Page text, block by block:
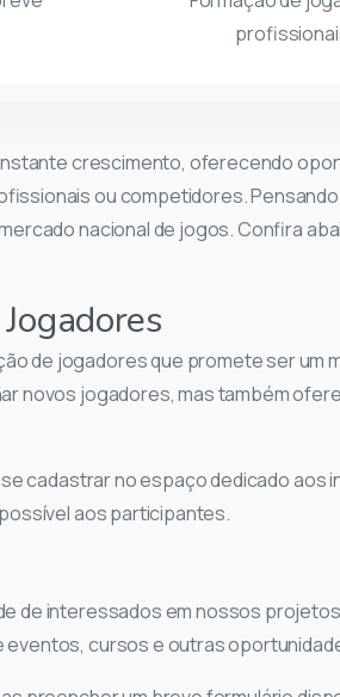
crescimento, oferecendo
ou competidores.
nacional de jogos. Confira
de jogadores que promete ser
novos jogadores, mas também
cadastrar no espaço dedicado
aos participantes.
de interessados em nossos
cursos e outras